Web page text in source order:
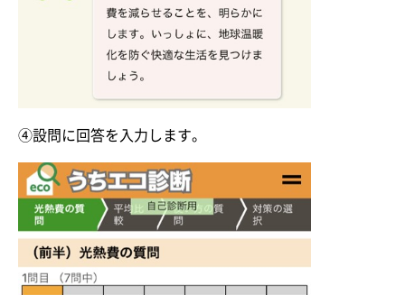
④設問に回答を入力します。